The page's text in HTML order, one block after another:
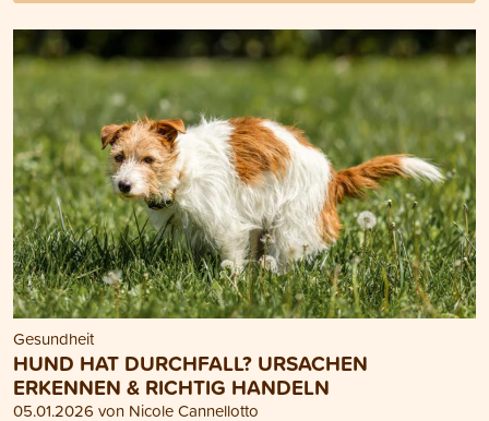
Gesundheit
HUND HAT DURCHFALL? URSACHEN
ERKENNEN & RICHTIG HANDELN
05.01.2026 von Nicole Cannellotto